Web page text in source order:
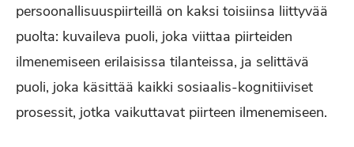
persoonallisuuspiirteillä on kaksi toisiinsa liittyvää
puolta: kuvaileva puoli, joka viittaa piirteiden
ilmenemiseen erilaisissa tilanteissa, ja selittävä
puoli, joka käsittää kaikki sosiaalis-kognitiiviset
prosessit, jotka vaikuttavat piirteen ilmenemiseen.